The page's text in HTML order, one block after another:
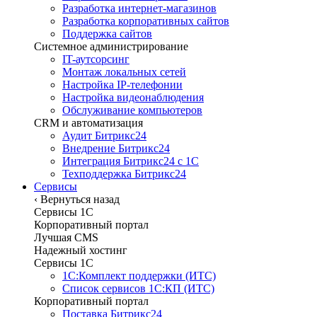
Разработка интернет-магазинов
Разработка корпоративных сайтов
Поддержка сайтов
Системное администрирование
IT-аутсорсинг
Монтаж локальных сетей
Настройка IP-телефонии
Настройка видеонаблюдения
Обслуживание компьютеров
CRM и автоматизация
Аудит Битрикс24
Внедрение Битрикс24
Интеграция Битрикс24 с 1С
Техподдержка Битрикс24
Сервисы
‹ Вернуться назад
Сервисы 1C
Корпоративный портал
Лучшая CMS
Надежный хостинг
Сервисы 1C
1С:Комплект поддержки (ИТС)
Список сервисов 1С:КП (ИТС)
Корпоративный портал
Поставка Битрикс24